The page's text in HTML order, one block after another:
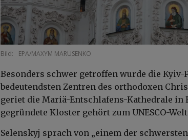
Bild: EPA/MAXYM MARUSENKO
Besonders schwer getroffen wurde die Kyiv-
bedeutendsten Zentren des orthodoxen
geriet die Mariä-Entschlafens-Kathedrale in
gegründete Kloster gehört zum UNESCO-
Selenskyj sprach von „einem der